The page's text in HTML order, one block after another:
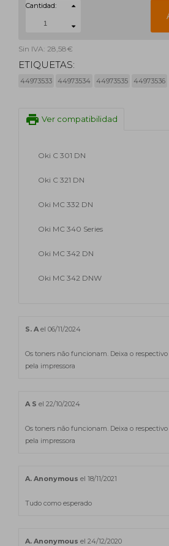
Cantidad:
Sin IVA: 28,58€
ETIQUETAS:
44973533 44973534 44973535 44973536
print Ver compatibilidad
Oki C 301 DN
Oki C 321 DN
Oki MC 332 DN
Oki MC 340 Series
Oki MC 342 DN
Oki MC 342 DNW
S. A el 06/11/2024
Os toners não funcionam. Deixa o
pela impressora
A S el 22/10/2024
Os toners não funcionam. Deixa o
pela impressora
A. Anonymous el 18/11/2021
Tudo como esperado
A. Anonymous el 24/12/2020